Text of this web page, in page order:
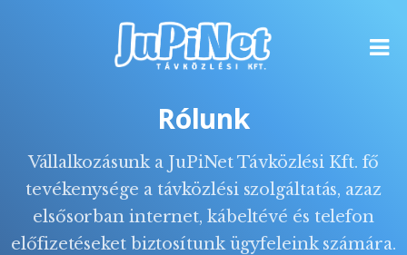
Rólunk
Vállalkozásunk a JuPiNet Távközlési Kft. fő
tevékenysége a távközlési szolgáltatás, azaz
elsősorban internet, kábeltévé és telefon
előfizetéseket biztosítunk ügyfeleink számára.